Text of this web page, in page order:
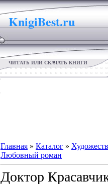
KnigiBest.ru
ЧИТАТЬ ИЛИ СКАЧАТЬ КНИГИ
Главная » Каталог »
Любовный роман
Доктор